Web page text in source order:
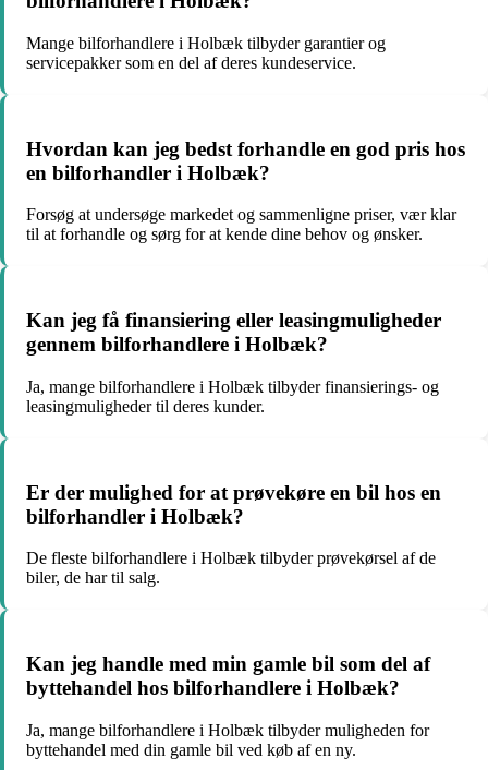
Mange bilforhandlere i Holbæk tilbyder garantier og
servicepakker som en del af deres kundeservice.
Hvordan kan jeg bedst forhandle en god pris hos
en bilforhandler i Holbæk?
Forsøg at undersøge markedet og sammenligne priser, vær klar
til at forhandle og sørg for at kende dine behov og ønsker.
Kan jeg få finansiering eller leasingmuligheder
gennem bilforhandlere i Holbæk?
Ja, mange bilforhandlere i Holbæk tilbyder finansierings- og
leasingmuligheder til deres kunder.
Er der mulighed for at prøvekøre en bil hos en
bilforhandler i Holbæk?
De fleste bilforhandlere i Holbæk tilbyder prøvekørsel af de
biler, de har til salg.
Kan jeg handle med min gamle bil som del af
byttehandel hos bilforhandlere i Holbæk?
Ja, mange bilforhandlere i Holbæk tilbyder muligheden for
byttehandel med din gamle bil ved køb af en ny.